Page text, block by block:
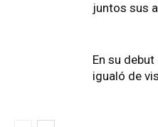
juntos sus
En su debut
igualó de